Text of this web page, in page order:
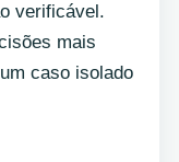
verificável.
mais
caso isolado